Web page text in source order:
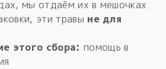
мы отдаём их в мешочках
эти травы не для
этого сбора: помощь в